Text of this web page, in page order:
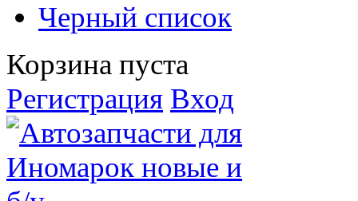
Черный список
Корзина пуста
Регистрация Вход